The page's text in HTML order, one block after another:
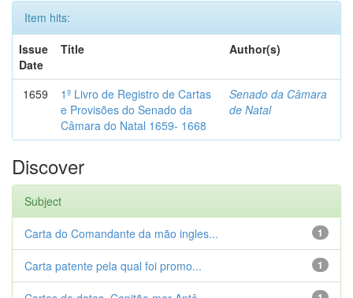
Item hits:
Issue
Date
Title Author(s)
1659
1º Livro de Registro de Cartas
e Provisões do Senado da
Câmara do Natal 1659- 1668
Senado da Câmara
de Natal
Discover
Subject
1
Carta do Comandante da mão ingles...
1
Carta patente pela qual foi promo...